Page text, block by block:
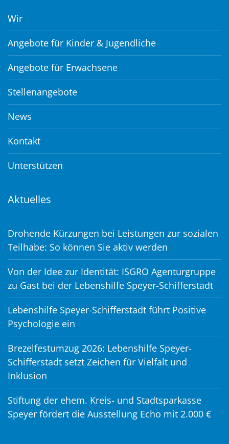
Wir
Angebote für Kinder & Jugendliche
Angebote für Erwachsene
Stellenangebote
News
Kontakt
Unterstützen
Aktuelles
Drohende Kürzungen bei Leistungen zur sozialen
Teilhabe: So können Sie aktiv werden
Von der Idee zur Identität: ISGRO Agenturgruppe
zu Gast bei der Lebenshilfe Speyer-Schifferstadt
Lebenshilfe Speyer-Schifferstadt führt Positive
Psychologie ein
Brezelfestumzug 2026: Lebenshilfe Speyer-
Schifferstadt setzt Zeichen für Vielfalt und
Inklusion
Stiftung der ehem. Kreis- und Stadtsparkasse
Speyer fördert die Ausstellung Echo mit 2.000 €